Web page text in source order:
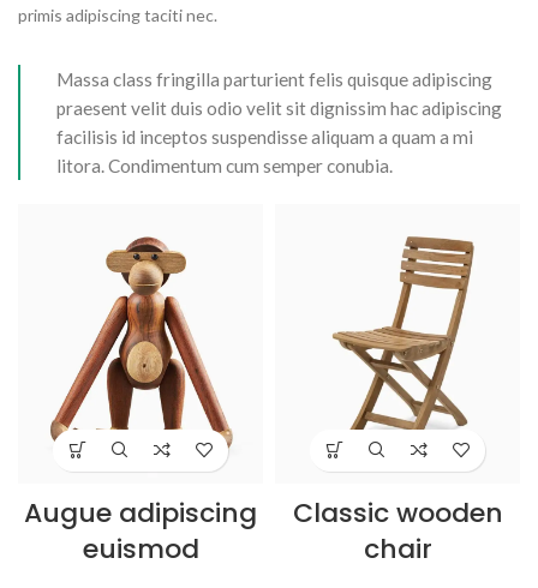
primis adipiscing taciti nec.
Massa class fringilla parturient felis quisque adipiscing
praesent velit duis odio velit sit dignissim hac adipiscing
facilisis id inceptos suspendisse aliquam a quam a mi
litora. Condimentum cum semper conubia.
Augue adipiscing
euismod
Classic wooden
chair